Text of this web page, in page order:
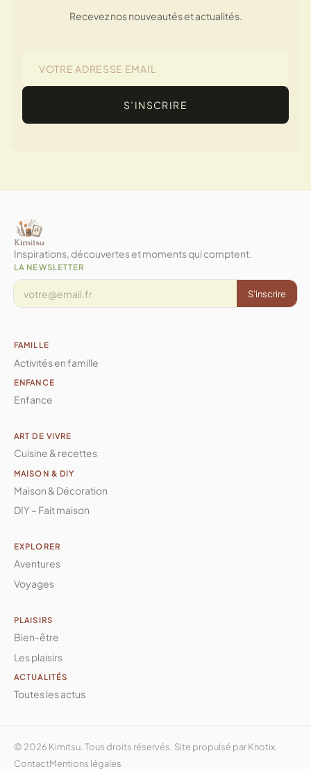
Recevez nos nouveautés et actualités.
S’INSCRIRE
Inspirations, découvertes et moments qui comptent.
LA NEWSLETTER
S'inscrire
FAMILLE
Activités en famille
ENFANCE
Enfance
ART DE VIVRE
Cuisine & recettes
MAISON & DIY
Maison & Décoration
DIY – Fait maison
EXPLORER
Aventures
Voyages
PLAISIRS
Bien-être
Les plaisirs
ACTUALITÉS
Toutes les actus
© 2026 Kimitsu. Tous droits réservés. Site propulsé parKnotix.
ContactMentions légales